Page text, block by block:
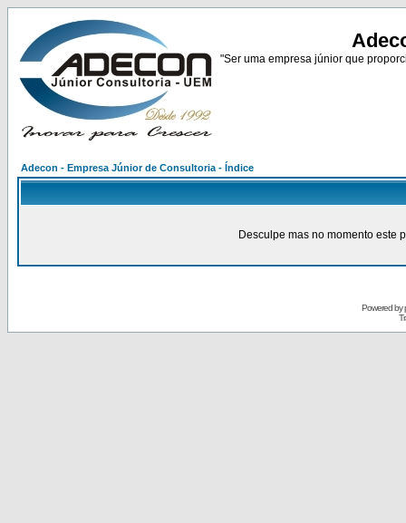
"Ser uma empresa júnior que
Adecon - Empresa Júnior de Consultoria - Índice
Desculpe mas no momento este
Powered by